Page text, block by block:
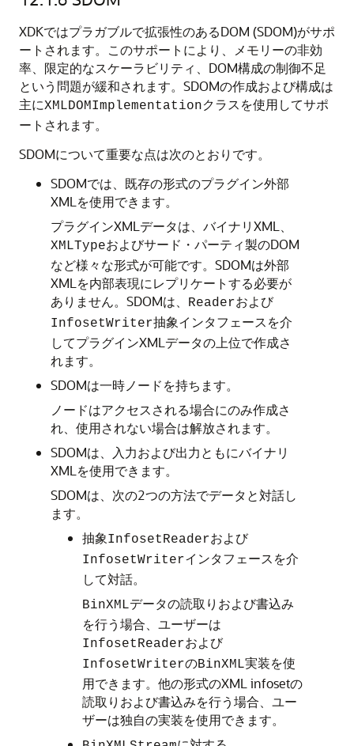
XDKではプラガブルで拡張性のあるDOM (SDOM)がサポ
ートされます。このサポートにより、メモリーの非効
率、限定的なスケーラビリティ、DOM構成の制御不足
という問題が緩和されます。SDOMの作成および構成は
主にXMLDOMImplementationクラスを使用してサポ
ートされます。
SDOMについて重要な点は次のとおりです。
SDOMでは、既存の形式のプラグイン外部
XMLを使用できます。
プラグインXMLデータは、バイナリXML、
XMLTypeおよびサード・パーティ製のDOM
など様々な形式が可能です。SDOMは外部
XMLを内部表現にレプリケートする必要が
ありません。SDOMは、
Readerおよび
InfosetWriter抽象インタフェースを介
してプラグインXMLデータの上位で作成さ
れます。
SDOMは一時ノードを持ちます。
ノードはアクセスされる場合にのみ作成さ
れ、使用されない場合は解放されます。
SDOMは、入力および出力ともにバイナリ
XMLを使用できます。
SDOMは、次の2つの方法でデータと対話し
ます。
抽象InfosetReaderおよび
InfosetWriterインタフェースを介
して対話。
BinXMLデータの読取りおよび書込み
を行う場合、ユーザーは
InfosetReaderおよび
InfosetWriterのBinXML実装を使
用できます。他の形式のXML infosetの
読取りおよび書込みを行う場合、ユー
ザーは独自の実装を使用できます。